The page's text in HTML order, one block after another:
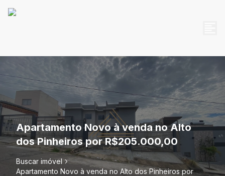
Apartamento Novo à venda no Alto
dos Pinheiros por R$205.000,00
Buscar imóvel
Apartamento Novo à venda no Alto dos Pinheiros por